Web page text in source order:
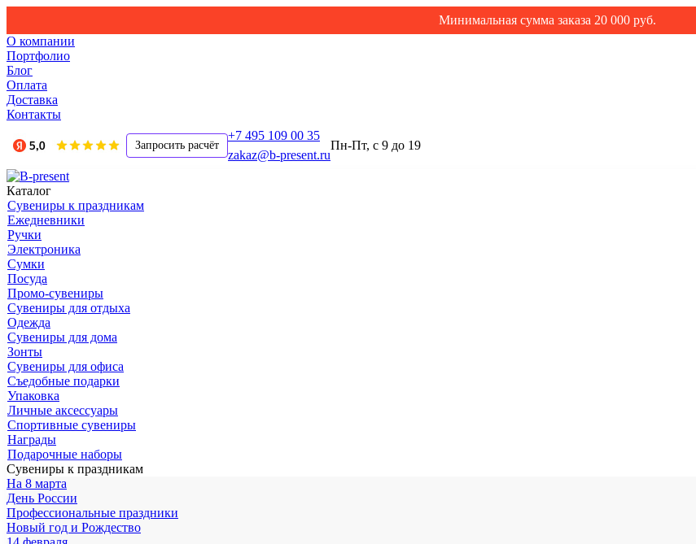
Минимальная сумма заказа 20 000 руб.
О компании
Портфолио
Блог
Оплата
Доставка
Контакты
Запросить расчёт
+7 495 109 00 35
zakaz@b-present.ru
Пн-Пт, с 9 до 19
Каталог
Сувениры к праздникам
Ежедневники
Ручки
Электроника
Сумки
Посуда
Промо-сувениры
Сувениры для отдыха
Одежда
Сувениры для дома
Зонты
Сувениры для офиса
Съедобные подарки
Упаковка
Личные аксессуары
Спортивные сувениры
Награды
Подарочные наборы
Сувениры к праздникам
На 8 марта
День России
Профессиональные праздники
Новый год и Рождество